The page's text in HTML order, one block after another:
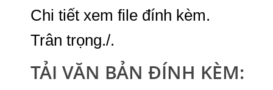
Chi tiết xem file đính kèm.
Trân trọng./.
TẢI VĂN BẢN ĐÍNH KÈM: